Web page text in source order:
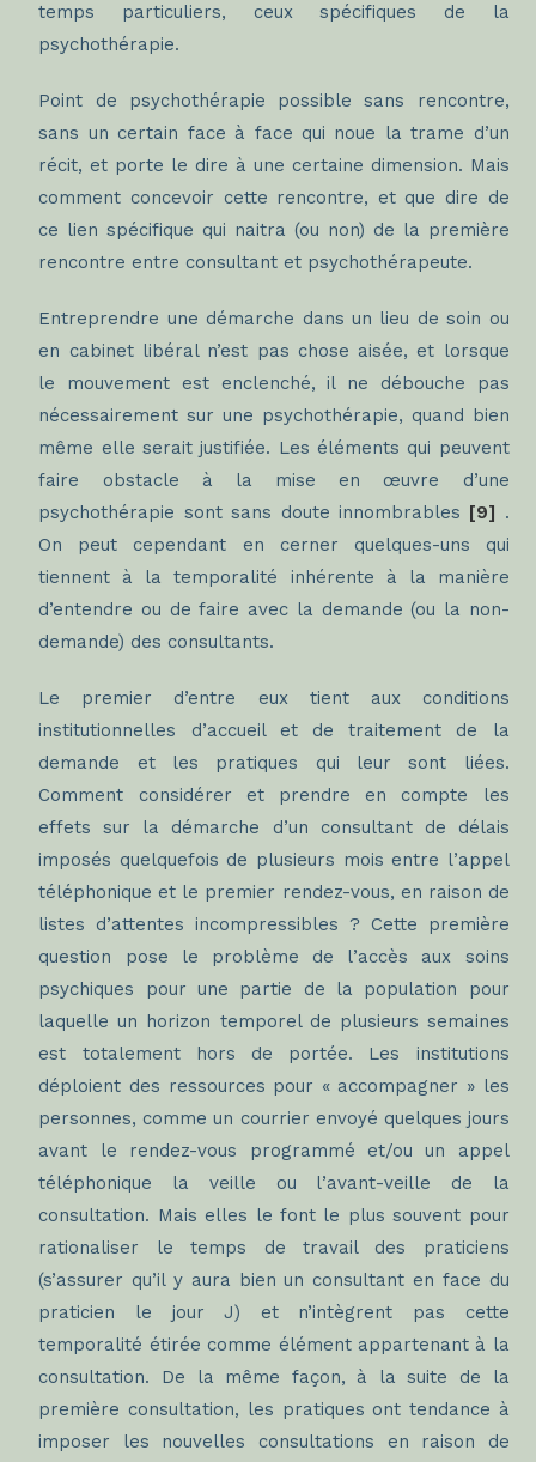
temps particuliers, ceux spécifiques de la
psychothérapie.
Point de psychothérapie possible sans rencontre,
sans un certain face à face qui noue la trame d’un
récit, et porte le dire à une certaine dimension. Mais
comment concevoir cette rencontre, et que dire de
ce lien spécifique qui naitra (ou non) de la première
rencontre entre consultant et psychothérapeute.
Entreprendre une démarche dans un lieu de soin ou
en cabinet libéral n’est pas chose aisée, et lorsque
le mouvement est enclenché, il ne débouche pas
nécessairement sur une psychothérapie, quand bien
même elle serait justifiée. Les éléments qui peuvent
faire obstacle à la mise en œuvre d’une
psychothérapie sont sans doute innombrables [9] .
On peut cependant en cerner quelques-uns qui
tiennent à la temporalité inhérente à la manière
d’entendre ou de faire avec la demande (ou la non-
demande) des consultants.
Le premier d’entre eux tient aux conditions
institutionnelles d’accueil et de traitement de la
demande et les pratiques qui leur sont liées.
Comment considérer et prendre en compte les
effets sur la démarche d’un consultant de délais
imposés quelquefois de plusieurs mois entre l’appel
téléphonique et le premier rendez-vous, en raison de
listes d’attentes incompressibles ? Cette première
question pose le problème de l’accès aux soins
psychiques pour une partie de la population pour
laquelle un horizon temporel de plusieurs semaines
est totalement hors de portée. Les institutions
déploient des ressources pour « accompagner » les
personnes, comme un courrier envoyé quelques jours
avant le rendez-vous programmé et/ou un appel
téléphonique la veille ou l’avant-veille de la
consultation. Mais elles le font le plus souvent pour
rationaliser le temps de travail des praticiens
(s’assurer qu’il y aura bien un consultant en face du
praticien le jour J) et n’intègrent pas cette
temporalité étirée comme élément appartenant à la
consultation. De la même façon, à la suite de la
première consultation, les pratiques ont tendance à
imposer les nouvelles consultations en raison de